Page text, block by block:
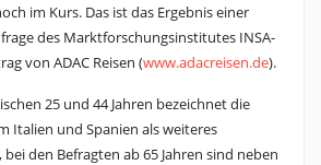
im Kurs. Das ist das Ergebnis einer
des Marktforschungsinstitutes INSA-
von ADAC Reisen (www.adacreisen.de).
25 und 44 Jahren bezeichnet die
Italien und Spanien als weiteres
den Befragten ab 65 Jahren sind neben